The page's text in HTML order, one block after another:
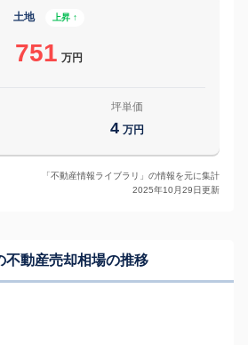
土地 上昇 ↑
751 万円
坪単価
4 万円
「不動産情報ライブラリ」の情報を元に集計
2025年10月29日更新
不動産売却相場の推移